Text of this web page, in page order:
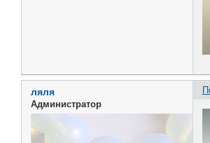
ляля
Администратор